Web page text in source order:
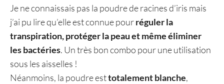
Je ne connaissais pas la poudre de racines d’iris mais
j’ai pu lire qu’elle est connue pourréguler la
transpiration, protéger la peau et même éliminer
les bactéries. Un très bon combo pour une utilisation
sous les aisselles !
Néanmoins, la poudre esttotalement blanche,